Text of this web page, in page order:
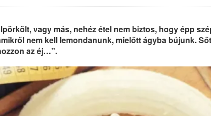
vagy más, nehéz étel nem biztos, hogy épp
nem kell lemondanunk, mielőtt ágyba bújunk.
az éj…”.